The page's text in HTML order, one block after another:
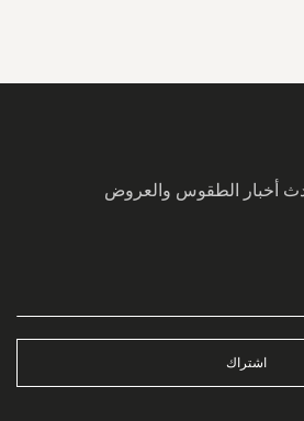
أخبار الطقوس والعروض
اشتراك